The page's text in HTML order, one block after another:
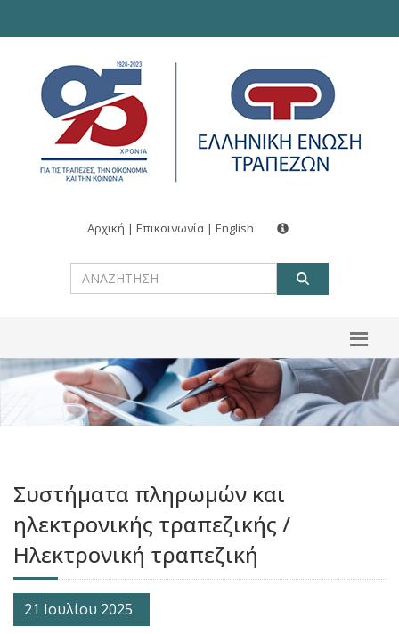
Αρχική | Επικοινωνία | English
Συστήματα πληρωμών και
ηλεκτρονικής τραπεζικής /
Ηλεκτρονική τραπεζική
21 Ιουλίου 2025